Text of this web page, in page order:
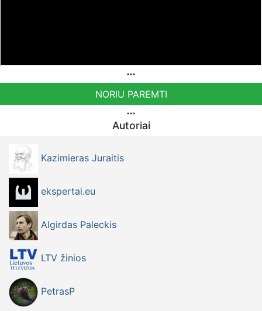
NORIU PAREMTI
Autoriai
Kazimieras Juraitis
ekspertai.eu
Algirdas Paleckis
LTV žinios
PetrasP